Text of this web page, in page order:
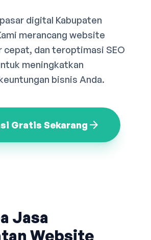
English 中文
digital Kabupaten
merancang website
cepat, dan teroptimasi SEO
meningkatkan
bisnis Anda.
Gratis Sekarang arrow_forward
Jasa
Website